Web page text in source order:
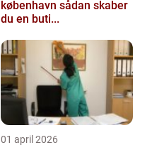
københavn sådan skaber
du en buti...
01 april 2026